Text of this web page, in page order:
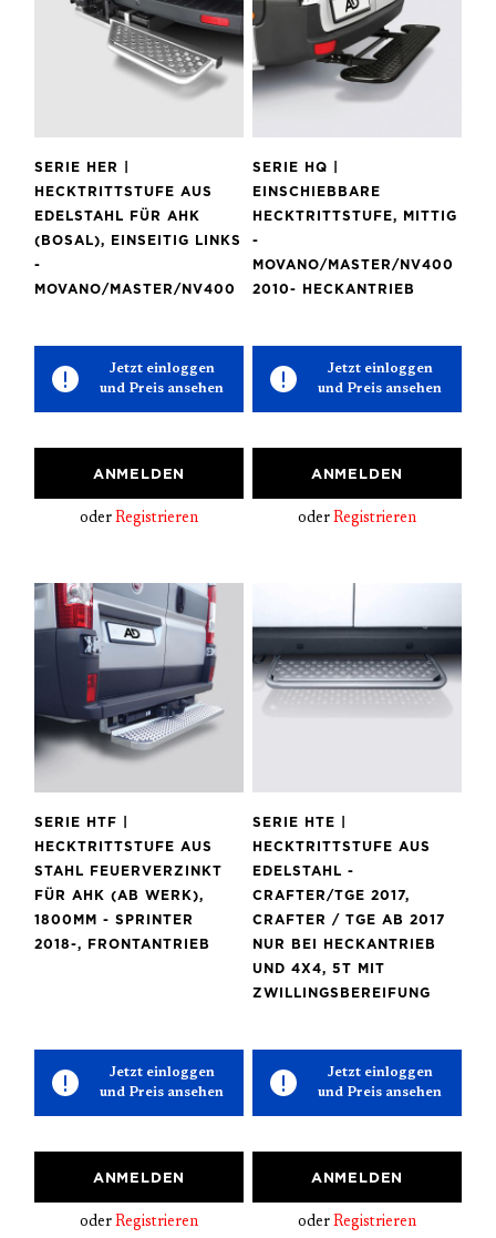
SERIE HER |
HECKTRITTSTUFE AUS
EDELSTAHL FÜR AHK
(BOSAL), EINSEITIG LINKS
-
MOVANO/MASTER/NV400
Jetzt einloggen
und Preis ansehen
ANMELDEN
oder Registrieren
SERIE HQ |
EINSCHIEBBARE
HECKTRITTSTUFE, MITTIG
-
MOVANO/MASTER/NV400
2010- HECKANTRIEB
Jetzt einloggen
und Preis ansehen
ANMELDEN
oder Registrieren
SERIE HTF |
HECKTRITTSTUFE AUS
STAHL FEUERVERZINKT
FÜR AHK (AB WERK),
1800MM - SPRINTER
2018-, FRONTANTRIEB
Jetzt einloggen
und Preis ansehen
ANMELDEN
oder Registrieren
SERIE HTE |
HECKTRITTSTUFE AUS
EDELSTAHL -
CRAFTER/TGE 2017,
CRAFTER / TGE AB 2017
NUR BEI HECKANTRIEB
UND 4X4, 5T MIT
ZWILLINGSBEREIFUNG
Jetzt einloggen
und Preis ansehen
ANMELDEN
oder Registrieren